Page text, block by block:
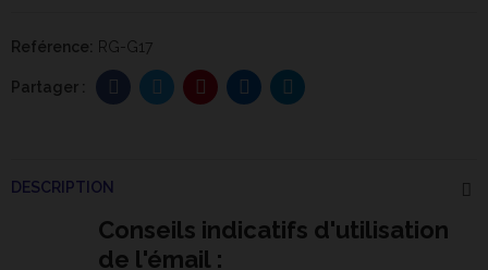
Reférence: RG-G17
DESCRIPTION
Conseils indicatifs d'utilisation
de l'émail :